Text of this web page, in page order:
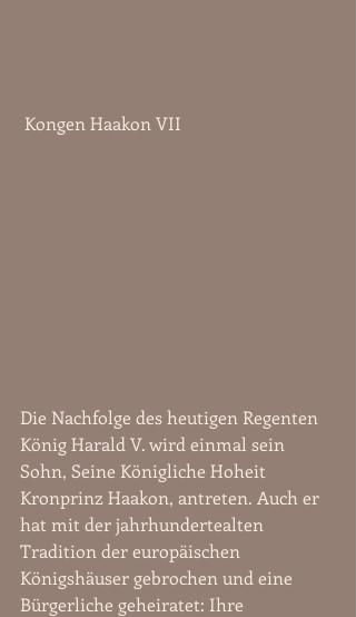
Kongen Haakon VII
Die Nachfolge des heutigen Regenten
König Harald V. wird einmal sein
Sohn, Seine Königliche Hoheit
Kronprinz Haakon, antreten. Auch er
hat mit der jahrhundertealten
Tradition der europäischen
Königshäuser gebrochen und eine
Bürgerliche geheiratet: Ihre